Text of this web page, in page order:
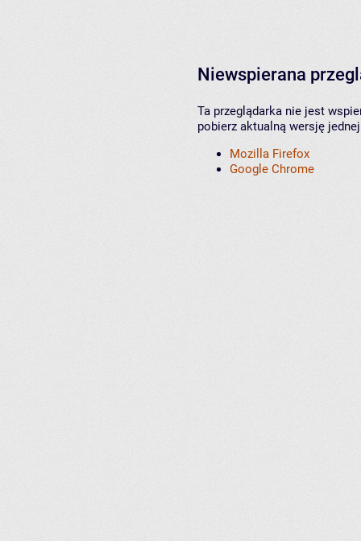
Niewspierana
Ta przeglądarka nie jest
pobierz aktualną wersję
Mozilla Firefox
Google Chrome